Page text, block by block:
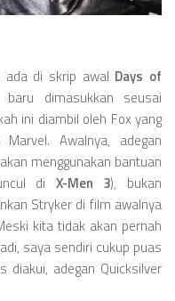
ada di skrip awal Days of
dimasukkan seusai
ini diambil oleh Fox yang
Awalnya, adegan
menggunakan bantuan
di X-Men 3), bukan
Stryker di film awalnya
kita tidak akan pernah
saya sendiri cukup puas
diakui, adegan Quicksilver